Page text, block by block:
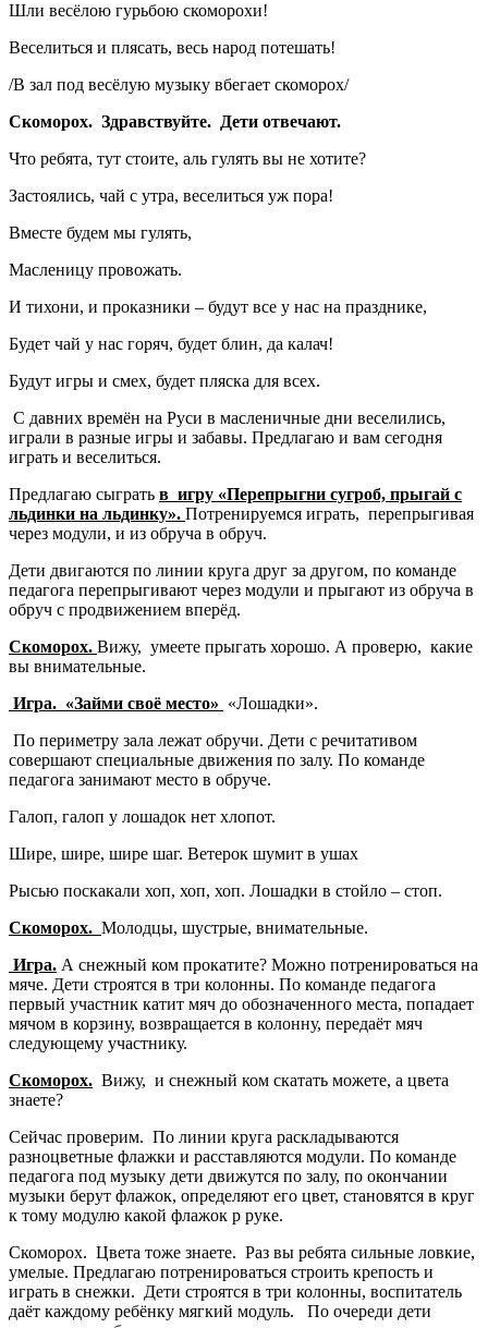
Шли весёлою гурьбою скоморохи!
Веселиться и плясать, весь народ потешать!
/В зал под весёлую музыку вбегает скоморох/
Скоморох. Здравствуйте. Дети отвечают.
Что ребята, тут стоите, аль гулять вы не хотите?
Застоялись, чай с утра, веселиться уж пора!
Вместе будем мы гулять,
Масленицу провожать.
И тихони, и проказники – будут все у нас на празднике,
Будет чай у нас горяч, будет блин, да калач!
Будут игры и смех, будет пляска для всех.
С давних времён на Руси в масленичные дни веселились,
играли в разные игры и забавы. Предлагаю и вам сегодня
играть и веселиться.
Предлагаю сыграть в игру «Перепрыгни сугроб, прыгай с
льдинки на льдинку». Потренируемся играть, перепрыгивая
через модули, и из обруча в обруч.
Дети двигаются по линии круга друг за другом, по команде
педагога перепрыгивают через модули и прыгают из обруча в
обруч с продвижением вперёд.
Скоморох. Вижу, умеете прыгать хорошо. А проверю, какие
вы внимательные.
Игра. «Займи своё место» «Лошадки».
По периметру зала лежат обручи. Дети с речитативом
совершают специальные движения по залу. По команде
педагога занимают место в обруче.
Галоп, галоп у лошадок нет хлопот.
Шире, шире, шире шаг. Ветерок шумит в ушах
Рысью поскакали хоп, хоп, хоп. Лошадки в стойло – стоп.
Скоморох. Молодцы, шустрые, внимательные.
Игра. А снежный ком прокатите? Можно потренироваться на
мяче. Дети строятся в три колонны. По команде педагога
первый участник катит мяч до обозначенного места, попадает
мячом в корзину, возвращается в колонну, передаёт мяч
следующему участнику.
Скоморох. Вижу, и снежный ком скатать можете, а цвета
знаете?
Сейчас проверим. По линии круга раскладываются
разноцветные флажки и расставляются модули. По команде
педагога под музыку дети движутся по залу, по окончании
музыки берут флажок, определяют его цвет, становятся в круг
к тому модулю какой флажок р руке.
Скоморох. Цвета тоже знаете. Раз вы ребята сильные ловкие,
умелые. Предлагаю потренироваться строить крепость и
играть в снежки. Дети строятся в три колонны, воспитатель
даёт каждому ребёнку мягкий модуль. По очереди дети